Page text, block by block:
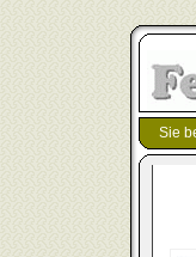
Sie